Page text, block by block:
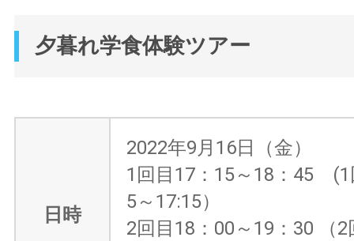
夕暮れ学食体験ツアー
日時
2022年9月16日（金）
1回目17：15～18：45 (1
5～17:15）
2回目18：00～19：30 （